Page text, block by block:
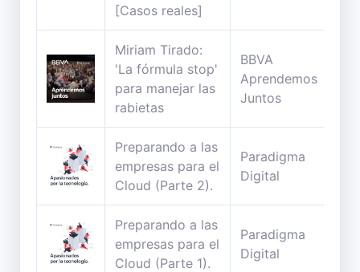
[Casos reales]
Miriam Tirado:
'La fórmula stop'
para manejar las
rabietas
BBVA
Aprendemos
Juntos
Preparando a las
empresas para el
Cloud (Parte 2).
Paradigma
Digital
Preparando a las
empresas para el
Cloud (Parte 1).
Paradigma
Digital